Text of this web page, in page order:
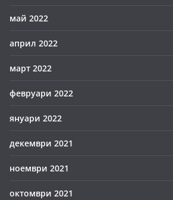
май 2022
април 2022
март 2022
февруари 2022
януари 2022
декември 2021
ноември 2021
октомври 2021